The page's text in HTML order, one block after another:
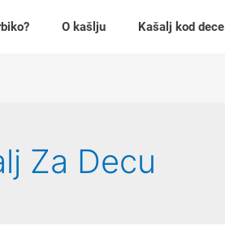
O kašlju Kašalj kod dece
Za Decu